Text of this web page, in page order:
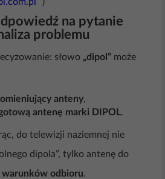
na pytanie
problemu
słowo „dipol” może
anteny,
antenę marki DIPOL.
do telewizji naziemnej nie
dipola”, tylko antenę do
warunków odbioru.